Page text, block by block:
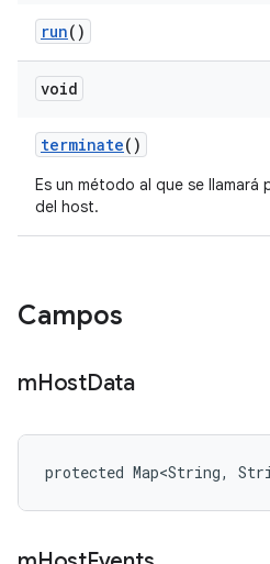
run()
void
terminate()
Es un método al que se llamará
del host.
Campos
mHostData
protected Map<String,